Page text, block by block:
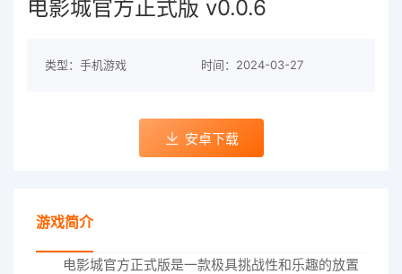
电影城官方正式版 v0.0.6
类型：手机游戏 时间：2024-03-27
安卓下载
游戏简介
电影城官方正式版是一款极具挑战性和乐趣的放置